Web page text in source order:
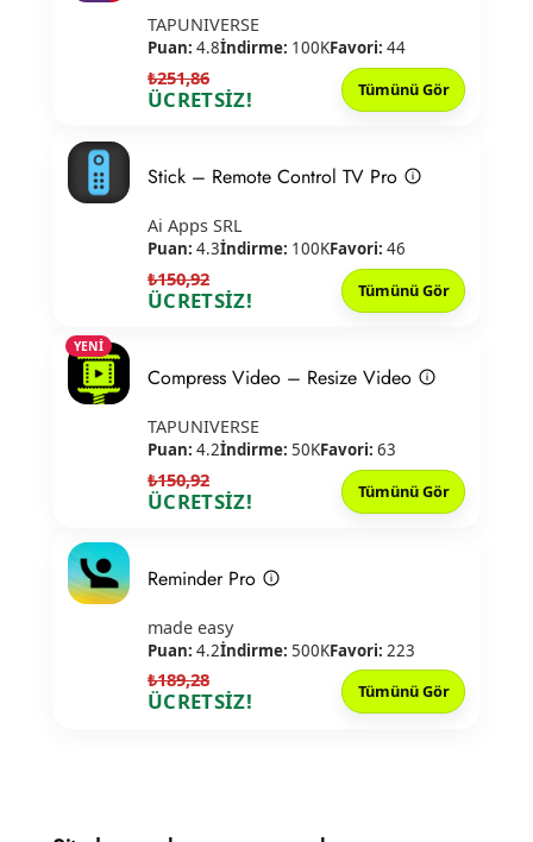
TAPUNIVERSE
Puan: 4.8İndirme: 100KFavori: 44
₺251,86
ÜCRETSİZ! Tümünü Gör
Stick – Remote Control TV Pro
Ai Apps SRL
Puan: 4.3İndirme: 100KFavori: 46
₺150,92
ÜCRETSİZ! Tümünü Gör
YENİ
Compress Video – Resize Video
TAPUNIVERSE
Puan: 4.2İndirme: 50KFavori: 63
₺150,92
ÜCRETSİZ! Tümünü Gör
Reminder Pro
made easy
Puan: 4.2İndirme: 500KFavori: 223
₺189,28
ÜCRETSİZ! Tümünü Gör